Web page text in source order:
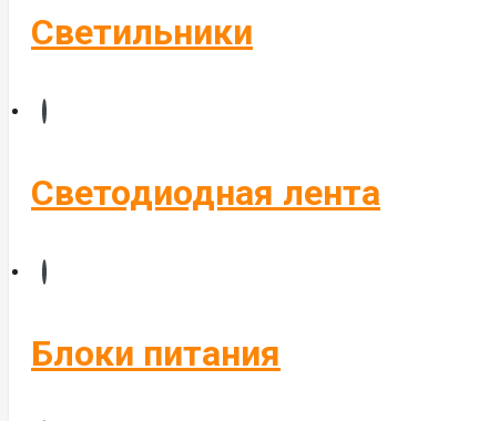
Светильники
Светодиодная лента
Блоки питания